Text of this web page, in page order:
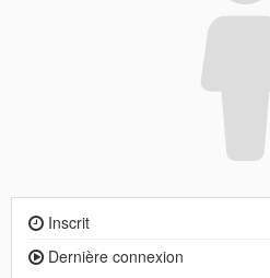
Inscrit
Dernière connexion